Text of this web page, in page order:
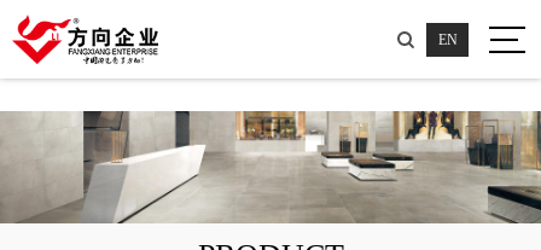
粉色视频大全,粉色视频高清HD,小黄片粉色视频,黄色软件粉色APP
EN